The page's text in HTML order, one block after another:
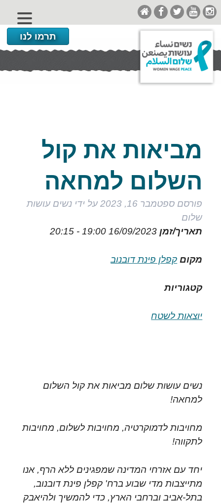
תרמו לנו
מביאות את קול
השלום למחאה
פורסם ספטמבר 16, 2023 על ידי נשים עושות
שלום
תאריך/זמן16/09/2023
19:00 - 20:15
מקום קפלן פינת דובנוב
קטגוריות
יוצאות לשטח
נשים עושות שלום מביאות את קול השלום
למחאה!
מחויבות לדמוקרטיה, מחויבות לשלום, מחויבות
לתקווה!
יחד עם אזרחי המדינה שמפגינים ללא הרף, אנו
מתייצבות מדי שבוע ברח' קפלן פינת דובנוב,
בתל-אביב וברחבי הארץ, כדי להמשיך ולהיאבק